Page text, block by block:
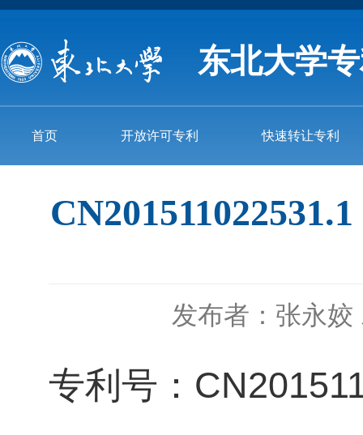
东北大学
首页 开放许可专利 快速转让专利
发布者：张永姣
专利号：